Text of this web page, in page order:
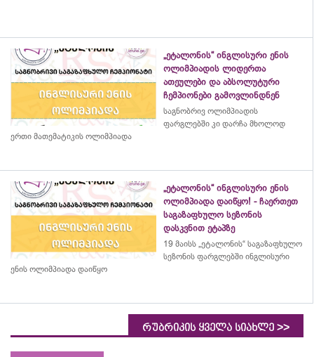
„ეტალონის“ ინგლისური ენის
ოლიმპიადის ლიდერთა
ათეულები და აბსოლუტური
ჩემპიონები გამოვლინდნენ
საგნობრივ ოლიმპიადის
ფარგლებში კი დარჩა მხოლოდ
ერთი მათემატიკის ოლიმპიადა
„ეტალონის“ ინგლისური ენის
ოლიმპიადა დაიწყო! - ჩაერთეთ
საგაზაფხულო სეზონის
დასკვნით ეტაპზე
19 მაისს „ეტალონის“ საგაზაფხულო
სეზონის ფარგლებში ინგლისური
ენის ოლიმპიადა დაიწყო
რუბრიკის ყველა სიახლე >>